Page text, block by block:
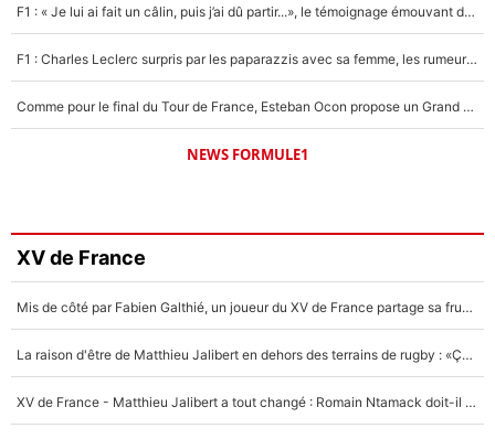
F1 : « Je lui ai fait un câlin, puis j’ai dû partir...», le témoignage émouvant de Max Verstappen sur sa fille
F1 : Charles Leclerc surpris par les paparazzis avec sa femme, les rumeurs étaient vraies !
Comme pour le final du Tour de France, Esteban Ocon propose un Grand Prix de Formule 1 à Paris : «Autour de l’Arc de Triomphe, ce serait génial» !
NEWS FORMULE1
XV de France
Mis de côté par Fabien Galthié, un joueur du XV de France partage sa frustration : «ils ne me l’ont pas dit tout de suite»
La raison d'être de Matthieu Jalibert en dehors des terrains de rugby : «Ça m'atteint autant que si tu touches à un membre de ma famille»
XV de France - Matthieu Jalibert a tout changé : Romain Ntamack doit-il s’inquiéter pour sa place à un an de la Coupe du monde ?